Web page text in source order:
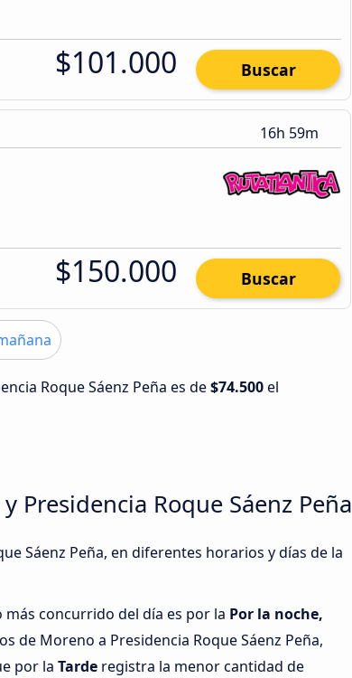
$101.000 Buscar
16h 59m
$150.000 Buscar
Roque Sáenz Peña es de$74.500el
Presidencia Roque Sáenz Peña
Sáenz Peña, en diferentes horarios y días de la
más concurrido del día es por la Por la noche,
de Moreno a Presidencia Roque Sáenz Peña,
por la Tarde registra la menor cantidad de